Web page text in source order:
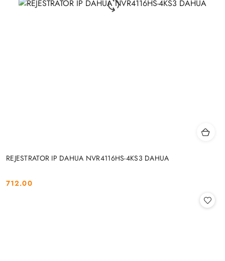
REJESTRATOR IP DAHUA NVR4116HS-4KS3 DAHUA
Cena:
712.00